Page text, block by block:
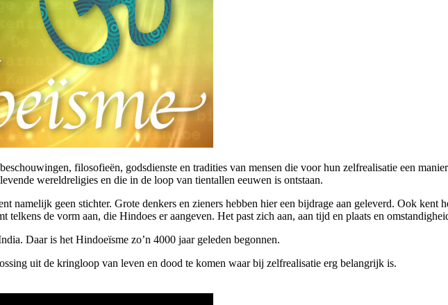
filosofieën, godsdienste en tradities van mensen die voor hun zelfrealisatie een
wereldreligies en die in de loop van tientallen eeuwen is ontstaan.
namelijk geen stichter. Grote denkers en zieners hebben hier een bij­drage aan geleverd. Ook kent
telkens de vorm aan, die Hindoes er aangeven. Het past zich aan, aan tijd en plaats en
Daar is het Hindoeïsme zo’n 4000 jaar geleden begonnen.
uit de kringloop van leven en dood te komen waar bij zelfrealisatie erg belangrijk is.